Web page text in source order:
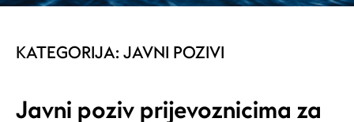
KATEGORIJA: JAVNI POZIVI
Javni poziv prijevoznicima za